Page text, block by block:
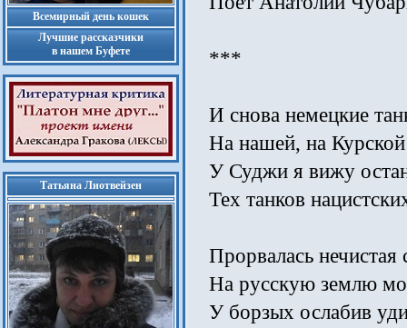
Всемирный день кошек
Лучшие рассказчики
в нашем Буфете
Татьяна Лиотвейзен
***
И снова немецкие
На нашей, на
У Суджи я вижу
Тех танков
Прорвалась нечистая
На русскую землю
У борзых ослабив